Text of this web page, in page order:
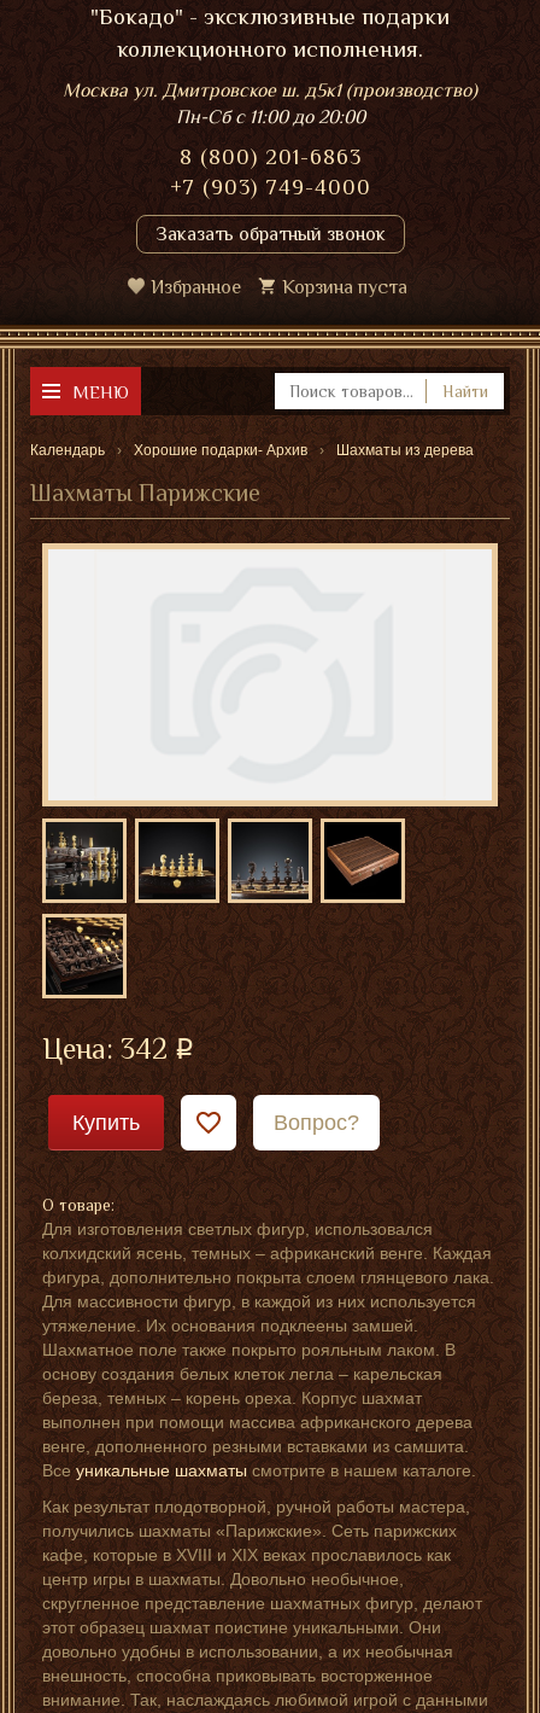
"Бокадо" - эксклюзивные подарки
коллекционного исполнения.
Москва ул. Дмитровское ш. д5к1 (производство)
Пн-Сбс 11:00 до 20:00
8 (800) 201-6863
+7 (903) 749-4000
Заказать обратный звонок
Избранное Корзина пуста
МЕНЮ Найти
Календарь Хорошие подарки- Архив Шахматы из дерева
Шахматы Парижские
Цена:342
Купить Вопрос?
О товаре:
Для изготовления светлых фигур, использовался
колхидский ясень, темных – африканский венге. Каждая
фигура, дополнительно покрыта слоем глянцевого лака.
Для массивности фигур, в каждой из них используется
утяжеление. Их основания подклеены замшей.
Шахматное поле также покрыто рояльным лаком. В
основу создания белых клеток легла – карельская
береза, темных – корень ореха. Корпус шахмат
выполнен при помощи массива африканского дерева
венге, дополненного резными вставками из самшита.
Всеуникальные шахматысмотрите в нашем каталоге.
Как результат плодотворной, ручной работы мастера,
получились шахматы «Парижские». Сеть парижских
кафе, которые в XVIII и XIX веках прославилось как
центр игры в шахматы. Довольно необычное,
скругленное представление шахматных фигур, делают
этот образец шахмат поистине уникальными. Они
довольно удобны в использовании, а их необычная
внешность, способна приковывать восторженное
внимание. Так, наслаждаясь любимой игрой с данными